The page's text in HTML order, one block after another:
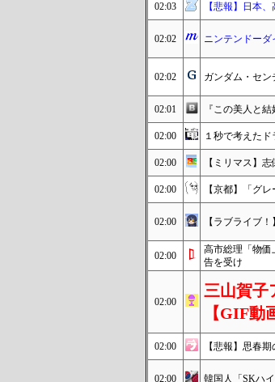
02:03 【悲報】日本
02:02 ニンテンドーダ
02:02 ガンダム・セ
02:01 『この美人と
02:00 １秒で考えた
02:00 【ミリマス】
02:00 【京都】「グ
02:00 【ラブライブ
02:00
高市総理「物
告を受け
02:00
三山賀子
【GIF動
02:00 【悲報】思春
02:00 韓国人「SKハ